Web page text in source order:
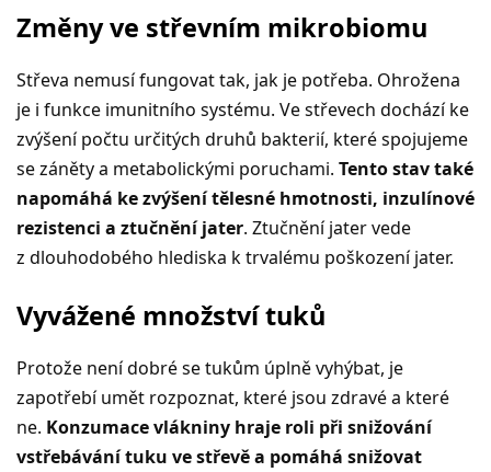
Změny ve střevním mikrobiomu
Střeva nemusí fungovat tak, jak je potřeba. Ohrožena
je i funkce imunitního systému. Ve střevech dochází ke
zvýšení počtu určitých druhů bakterií, které spojujeme
se záněty a metabolickými poruchami. Tento stav také
napomáhá ke zvýšení tělesné hmotnosti, inzulínové
rezistenci a ztučnění jater. Ztučnění jater vede
z dlouhodobého hlediska k trvalému poškození jater.
Vyvážené množství tuků
Protože není dobré se tukům úplně vyhýbat, je
zapotřebí umět rozpoznat, které jsou zdravé a které
ne. Konzumace vlákniny hraje roli při snižování
vstřebávání tuku ve střevě a pomáhá snižovat